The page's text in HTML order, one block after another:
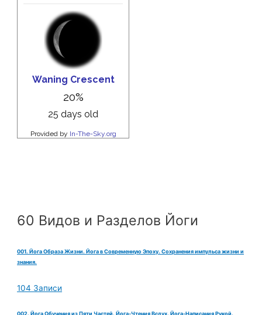
60 Видов и Разделов Йоги
001. Йога Образа Жизни. Йога в Современную Эпоху. Сохранения импульса жизни и
знания.
104 Записи
002. Йога Обучения из Пяти Частей. Йога-Чтения Вслух. Йога-Написания Рукой.